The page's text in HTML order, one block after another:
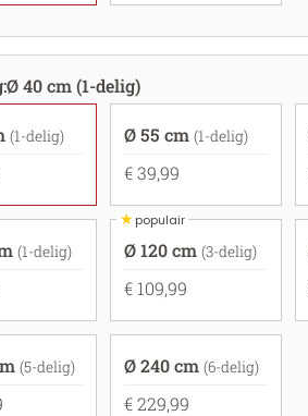
:Ø 40 cm (1-delig)
(1-delig) Ø 55 cm (1-delig)
€ 39,99
(1-delig)
★populair
Ø 120 cm (3-delig)
€ 109,99
(5-delig) Ø 240 cm (6-delig)
€ 229,99